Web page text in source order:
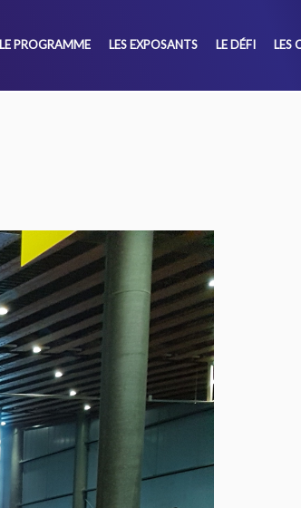
LE PROGRAMME LES EXPOSANTS LE DÉFI LES